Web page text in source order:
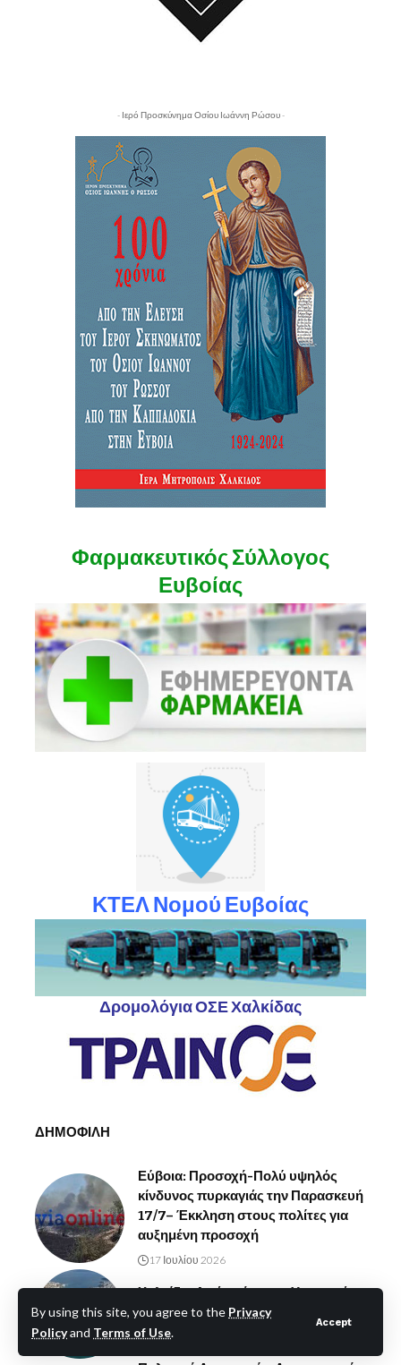
By using this site, you agree to the Privacy
Policyand Terms of Use.
Accept
- Ιερό Προσκύνημα Οσίου Ιωάννη Ρώσου -
Φαρμακευτικός Σύλλογος
Ευβοίας
ΚΤΕΛ Νομού Ευβοίας
Δρομολόγια ΟΣΕ Χαλκίδας
ΔΗΜΟΦΙΛΗ
Εύβοια: Προσοχή-Πολύ υψηλός
κίνδυνος πυρκαγιάς την Παρασκευή
17/7– Έκκληση στους πολίτες για
αυξημένη προσοχή
17 Ιουλίου 2026
Χαλκίδα: Απόψε έρχεται Υπουργός-
Ποιος είναι-Ο λόγος
13 Ιουλίου 2026